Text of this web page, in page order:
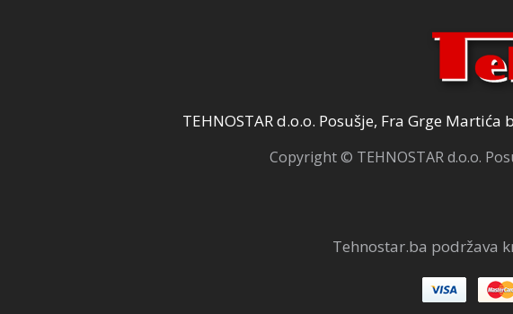
TEHNOSTAR d.o.o. Posušje, Fra Grge
Copyright © TEHNOSTAR d.o.o.
Tehnostar.ba podržava